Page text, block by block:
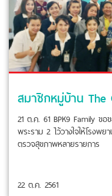
21 ต.ค. 61 BPK9 Family ข
พระราม 2 ไว้วางใจให้โรงพ
ตรวจสุขภาพหลายรายการ
22 ต.ค. 2561